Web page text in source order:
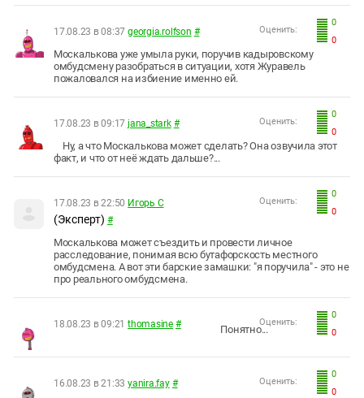
0
0
Оценить:
17.08.23 в 08:37 georgia.rolfson #
Москалькова уже умыла руки, поручив кадыровскому
омбудсмену разобраться в ситуации, хотя Журавель
пожаловался на избиение именно ей.
0
0
Оценить:
17.08.23 в 09:17 jana_stark #
Ну, а что Москалькова может сделать? Она озвучила этот
факт, и что от неё ждать дальше?...
0
0
Оценить:
17.08.23 в 22:50 Игорь С
(Эксперт) #
Москалькова может съездить и провести личное
расследование, понимая всю бутафорскость местного
омбудсмена. А вот эти барские замашки: "я поручила" - это не
про реального омбудсмена.
0
0
Оценить:
18.08.23 в 09:21 thomasine # Понятно...
0
0
Оценить:
16.08.23 в 21:33 yanira.fay #